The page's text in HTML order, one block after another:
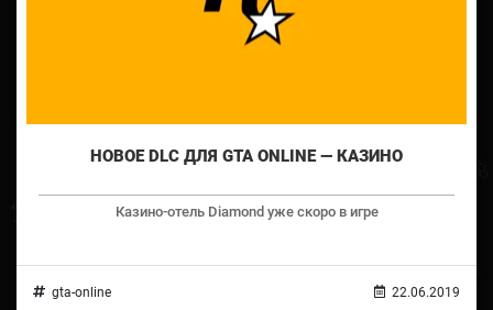
НОВОЕ DLC ДЛЯ GTA ONLINE — КАЗИНО
Казино-отель Diamond уже скоро в игре
gta-online 22.06.2019